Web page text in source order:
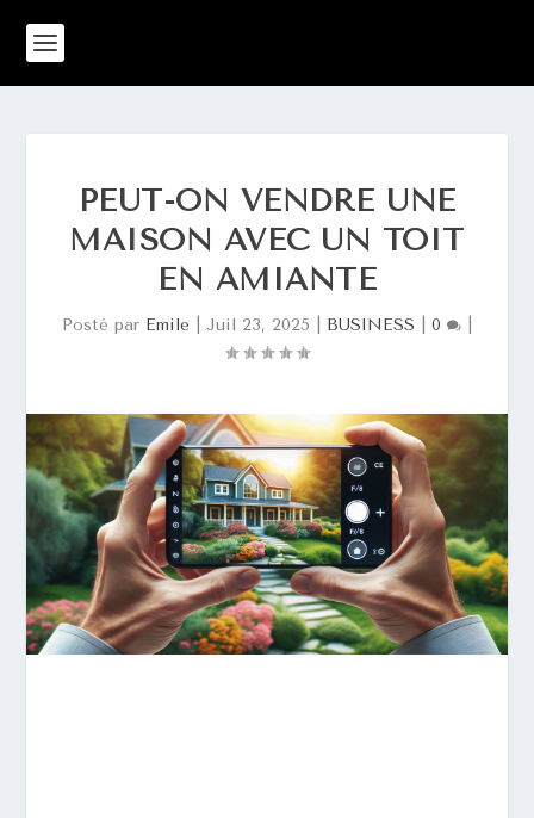
PEUT-ON VENDRE UNE
MAISON AVEC UN TOIT
EN AMIANTE
Posté par Emile Juil 23, 2025 BUSINESS 0